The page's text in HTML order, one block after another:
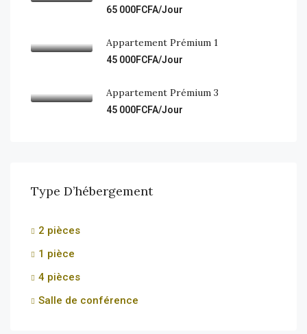
65 000FCFA/Jour
Appartement Prémium 1
45 000FCFA/Jour
Appartement Prémium 3
45 000FCFA/Jour
Type D’hébergement
2 pièces
1 pièce
4 pièces
Salle de conférence